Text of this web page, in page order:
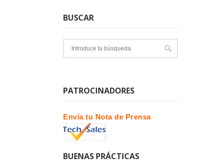
BUSCAR
PATROCINADORES
Envía tu Nota de Prensa
BUENAS PRÁCTICAS